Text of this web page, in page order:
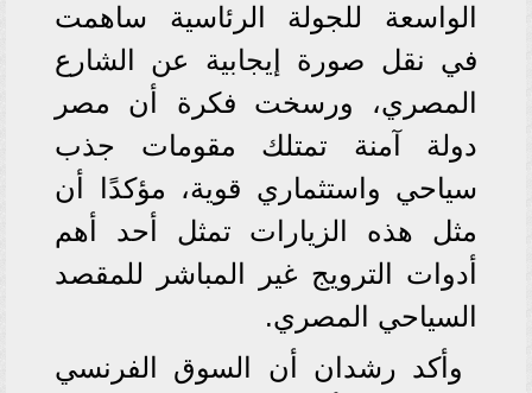
الواسعة للجولة الرئاسية ساهمت
في نقل صورة إيجابية عن الشارع
المصري، ورسخت فكرة أن مصر
دولة آمنة تمتلك مقومات جذب
سياحي واستثماري قوية، مؤكدًا أن
مثل هذه الزيارات تمثل أحد أهم
أدوات الترويج غير المباشر للمقصد
السياحي المصري.
وأكد رشدان أن السوق الفرنسي